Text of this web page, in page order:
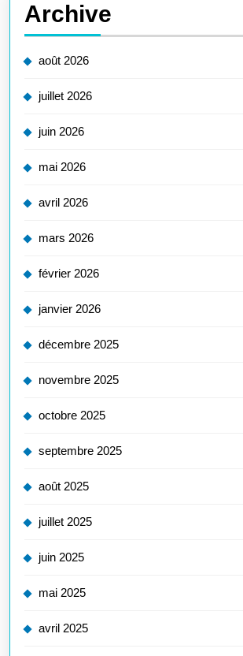
Archive
août 2026
juillet 2026
juin 2026
mai 2026
avril 2026
mars 2026
février 2026
janvier 2026
décembre 2025
novembre 2025
octobre 2025
septembre 2025
août 2025
juillet 2025
juin 2025
mai 2025
avril 2025